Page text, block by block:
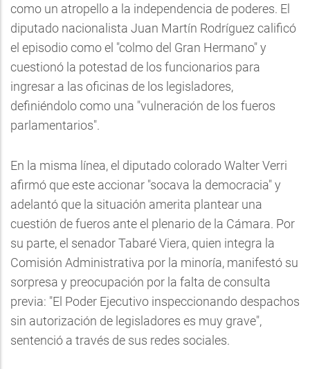
como un atropello a la independencia de poderes. El
diputado nacionalista Juan Martín Rodríguez calificó
el episodio como el "colmo del Gran Hermano" y
cuestionó la potestad de los funcionarios para
ingresar a las oficinas de los legisladores,
definiéndolo como una "vulneración de los fueros
parlamentarios".
En la misma línea, el diputado colorado Walter Verri
afirmó que este accionar "socava la democracia" y
adelantó que la situación amerita plantear una
cuestión de fueros ante el plenario de la Cámara. Por
su parte, el senador Tabaré Viera, quien integra la
Comisión Administrativa por la minoría, manifestó su
sorpresa y preocupación por la falta de consulta
previa: "El Poder Ejecutivo inspeccionando despachos
sin autorización de legisladores es muy grave",
sentenció a través de sus redes sociales.